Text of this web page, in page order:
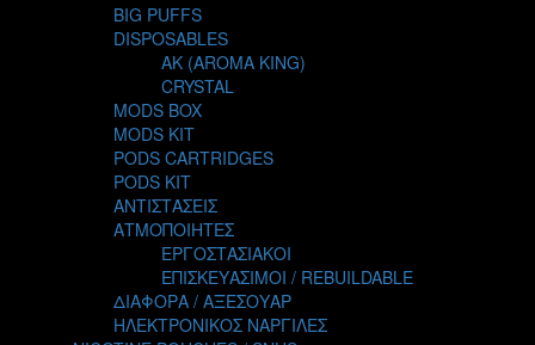
NUBO
OMERTA LIQUIDS
OPMH PROJECT
S-ELF JUICE
SADBOY
SCANDAL
SECRET FOREST
STEAM CITY LIQUIDS
STEAM TRAIN
STEAMPUNK
TALES
TATTOO
THE ALCHEMIST
THE SMOKER'S CLUB
BIG PUFFS
DISPOSABLES
AK (AROMA KING)
CRYSTAL
MODS BOX
MODS KIT
PODS CARTRIDGES
PODS KIT
ΑΝΤΙΣΤΑΣΕΙΣ
ΑΤΜΟΠΟΙΗΤΕΣ
ΕΡΓΟΣΤΑΣΙΑΚΟΙ
ΕΠΙΣΚΕΥΑΣΙΜΟΙ / REBUILDABLE
ΔΙΑΦΟΡΑ / ΑΞΕΣΟΥΑΡ
ΗΛΕΚΤΡΟΝΙΚΟΣ ΝΑΡΓΙΛΕΣ